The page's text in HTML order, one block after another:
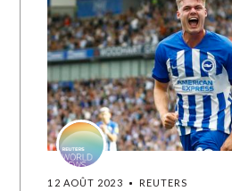
12 AOÛT 2023 REUTERS